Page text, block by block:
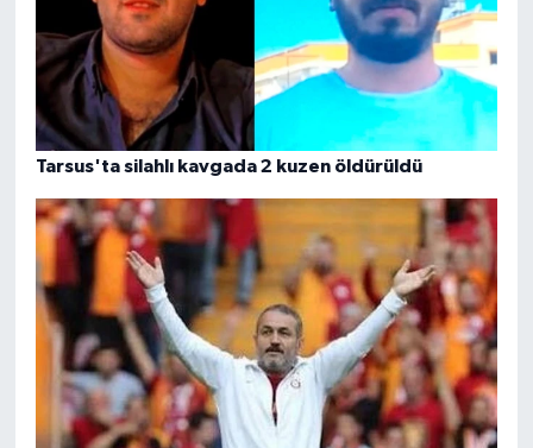
Tarsus'ta silahlı kavgada 2 kuzen öldürüldü